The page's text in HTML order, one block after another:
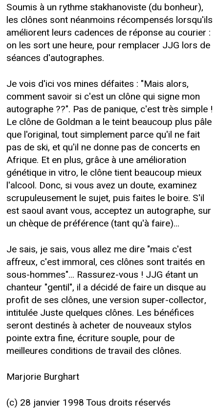
Soumis à un rythme stakhanoviste (du bonheur),
les clônes sont néanmoins récompensés lorsqu'ils
améliorent leurs cadences de réponse au courier :
on les sort une heure, pour remplacer JJG lors de
séances d'autographes.
Je vois d'ici vos mines défaites : "Mais alors,
comment savoir si c'est un clône qui signe mon
autographe ??". Pas de panique, c'est très simple !
Le clône de Goldman a le teint beaucoup plus pâle
que l'original, tout simplement parce qu'il ne fait
pas de ski, et qu'il ne donne pas de concerts en
Afrique. Et en plus, grâce à une amélioration
génétique in vitro, le clône tient beaucoup mieux
l'alcool. Donc, si vous avez un doute, examinez
scrupuleusement le sujet, puis faites le boire. S'il
est saoul avant vous, acceptez un autographe, sur
un chèque de préférence (tant qu'à faire)...
Je sais, je sais, vous allez me dire "mais c'est
affreux, c'est immoral, ces clônes sont traités en
sous-hommes"... Rassurez-vous ! JJG étant un
chanteur "gentil", il a décidé de faire un disque au
profit de ses clônes, une version super-collector,
intitulée Juste quelques clônes. Les bénéfices
seront destinés à acheter de nouveaux stylos
pointe extra fine, écriture souple, pour de
meilleures conditions de travail des clônes.
Marjorie Burghart
(c) 28 janvier 1998 Tous droits réservés